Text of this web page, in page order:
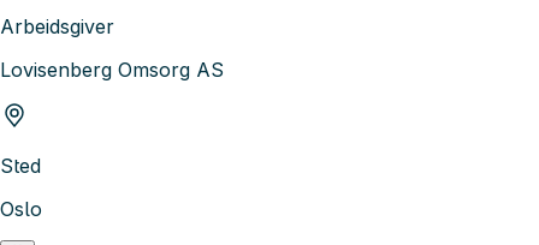
Arbeidsgiver
Lovisenberg Omsorg AS
Sted
Oslo